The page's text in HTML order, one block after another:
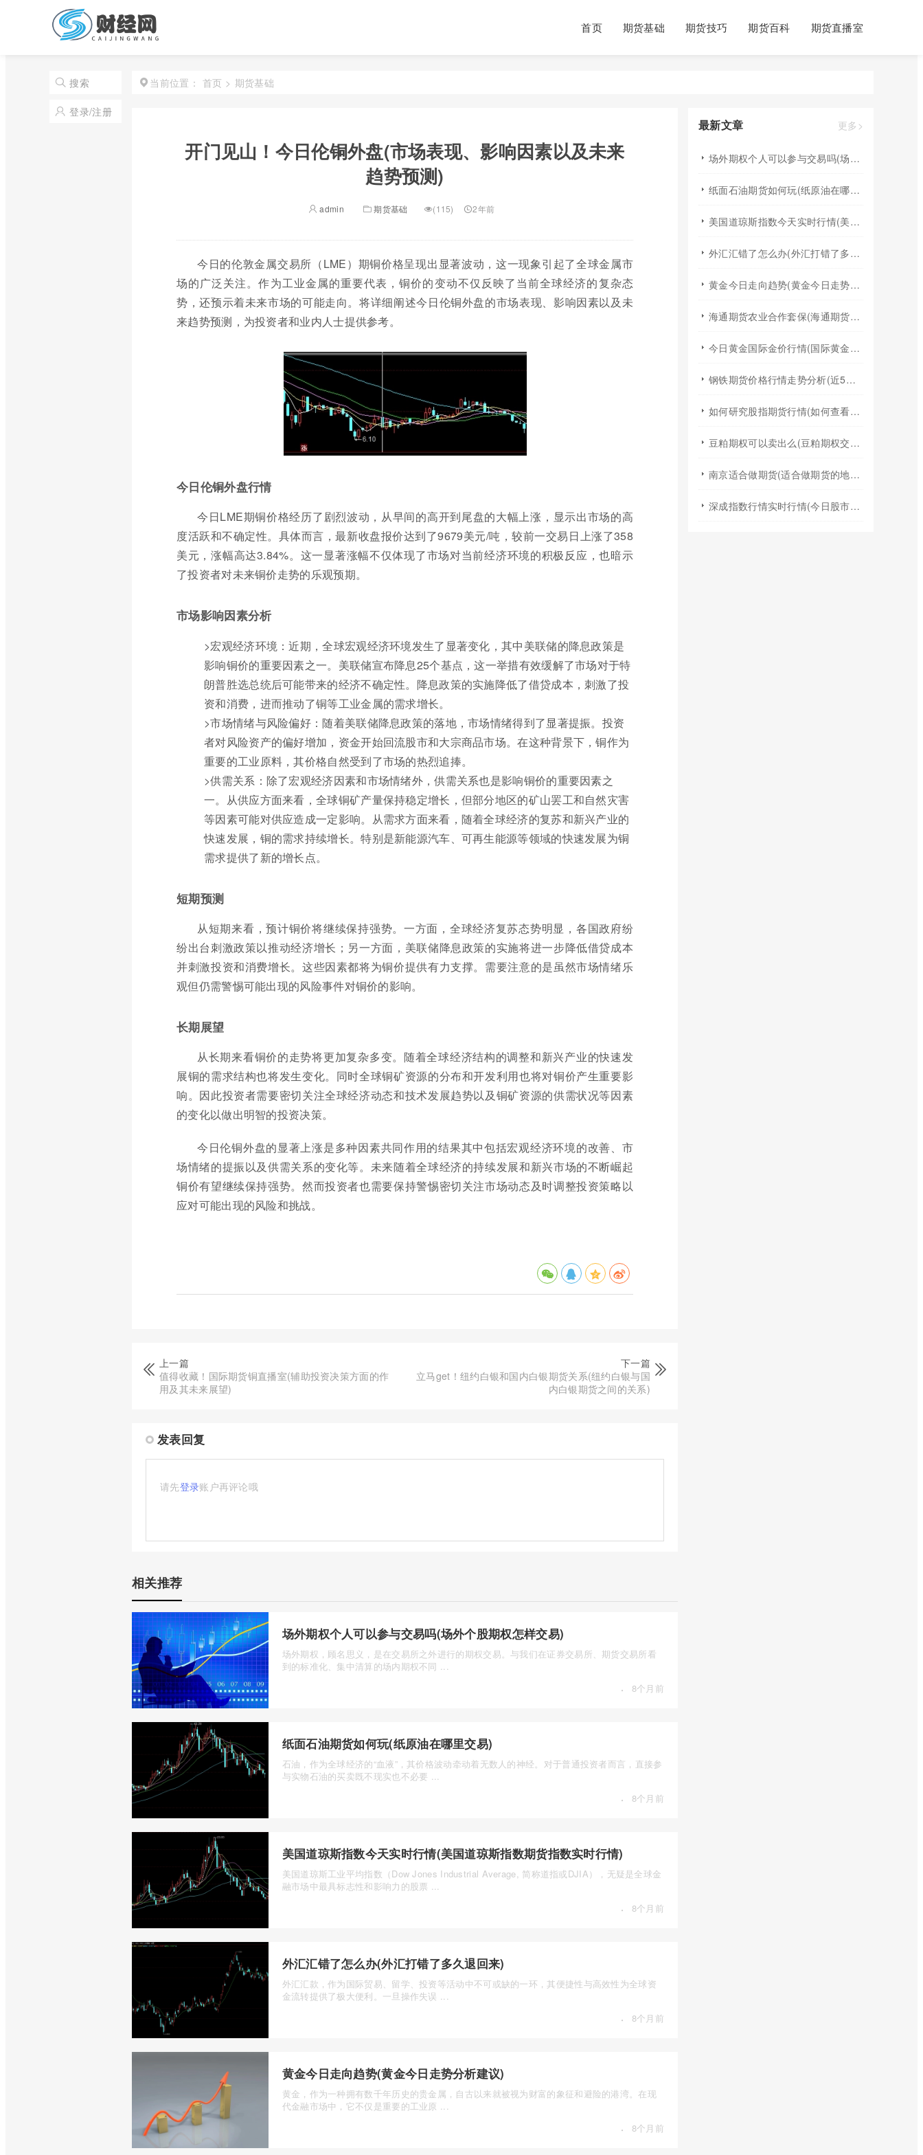
首页 期货基础 期货技巧 期货百科 期货直播室
搜索
登录/注册
当前位置： 首页 > 期货基础
开门见山！今日伦铜外盘(市场表现、影响因素以及未来
趋势预测)
admin 期货基础 (115) 2年前
今日的伦敦金属交易所（LME）期铜价格呈现出显著波动，这一现象引起了全球金属市
场的广泛关注。作为工业金属的重要代表，铜价的变动不仅反映了当前全球经济的复杂态
势，还预示着未来市场的可能走向。将详细阐述今日伦铜外盘的市场表现、影响因素以及未
来趋势预测，为投资者和业内人士提供参考。
今日伦铜外盘行情
今日LME期铜价格经历了剧烈波动，从早间的高开到尾盘的大幅上涨，显示出市场的高
度活跃和不确定性。具体而言，最新收盘报价达到了9679美元/吨，较前一交易日上涨了358
美元，涨幅高达3.84%。这一显著涨幅不仅体现了市场对当前经济环境的积极反应，也暗示
了投资者对未来铜价走势的乐观预期。
市场影响因素分析
>宏观经济环境：近期，全球宏观经济环境发生了显著变化，其中美联储的降息政策是
影响铜价的重要因素之一。美联储宣布降息25个基点，这一举措有效缓解了市场对于特
朗普胜选总统后可能带来的经济不确定性。降息政策的实施降低了借贷成本，刺激了投
资和消费，进而推动了铜等工业金属的需求增长。
>市场情绪与风险偏好：随着美联储降息政策的落地，市场情绪得到了显著提振。投资
者对风险资产的偏好增加，资金开始回流股市和大宗商品市场。在这种背景下，铜作为
重要的工业原料，其价格自然受到了市场的热烈追捧。
>供需关系：除了宏观经济因素和市场情绪外，供需关系也是影响铜价的重要因素之
一。从供应方面来看，全球铜矿产量保持稳定增长，但部分地区的矿山罢工和自然灾害
等因素可能对供应造成一定影响。从需求方面来看，随着全球经济的复苏和新兴产业的
快速发展，铜的需求持续增长。特别是新能源汽车、可再生能源等领域的快速发展为铜
需求提供了新的增长点。
短期预测
从短期来看，预计铜价将继续保持强势。一方面，全球经济复苏态势明显，各国政府纷
纷出台刺激政策以推动经济增长；另一方面，美联储降息政策的实施将进一步降低借贷成本
并刺激投资和消费增长。这些因素都将为铜价提供有力支撑。需要注意的是虽然市场情绪乐
观但仍需警惕可能出现的风险事件对铜价的影响。
长期展望
从长期来看铜价的走势将更加复杂多变。随着全球经济结构的调整和新兴产业的快速发
展铜的需求结构也将发生变化。同时全球铜矿资源的分布和开发利用也将对铜价产生重要影
响。因此投资者需要密切关注全球经济动态和技术发展趋势以及铜矿资源的供需状况等因素
的变化以做出明智的投资决策。
今日伦铜外盘的显著上涨是多种因素共同作用的结果其中包括宏观经济环境的改善、市
场情绪的提振以及供需关系的变化等。未来随着全球经济的持续发展和新兴市场的不断崛起
铜价有望继续保持强势。然而投资者也需要保持警惕密切关注市场动态及时调整投资策略以
应对可能出现的风险和挑战。
上一篇
值得收藏！国际期货铜直播室(辅助投资决策方面的作
用及其未来展望)
下一篇
立马get！纽约白银和国内白银期货关系(纽约白银与国
内白银期货之间的关系)
发表回复
请先登录账户再评论哦
相关推荐
场外期权个人可以参与交易吗(场外个股期权怎样交易)
场外期权，顾名思义，是在交易所之外进行的期权交易。与我们在证券交易所、期货交易所看
到的标准化、集中清算的场内期权不同 ...
· 8个月前
纸面石油期货如何玩(纸原油在哪里交易)
石油，作为全球经济的“血液”，其价格波动牵动着无数人的神经。对于普通投资者而言，直接参
与实物石油的买卖既不现实也不必要 ...
· 8个月前
美国道琼斯指数今天实时行情(美国道琼斯指数期货指数实时行情)
美国道琼斯工业平均指数（Dow Jones Industrial Average, 简称道指或DJIA），无疑是全球金
融市场中最具标志性和影响力的股票 ...
· 8个月前
外汇汇错了怎么办(外汇打错了多久退回来)
外汇汇款，作为国际贸易、留学、投资等活动中不可或缺的一环，其便捷性与高效性为全球资
金流转提供了极大便利。一旦操作失误 ...
· 8个月前
黄金今日走向趋势(黄金今日走势分析建议)
黄金，作为一种拥有数千年历史的贵金属，自古以来就被视为财富的象征和避险的港湾。在现
代金融市场中，它不仅是重要的工业原 ...
· 8个月前
最新文章 更多>
场外期权个人可以参与交易吗(场外个股期权怎样交易)
纸面石油期货如何玩(纸原油在哪里交易)
美国道琼斯指数今天实时行情(美国道琼斯指数期货指数实时行情)
外汇汇错了怎么办(外汇打错了多久退回来)
黄金今日走向趋势(黄金今日走势分析建议)
海通期货农业合作套保(海通期货2024年棉花年报)
今日黄金国际金价行情(国际黄金实时行情今日国际金价)
钢铁期货价格行情走势分析(近5年钢铁期货行情走势图)
如何研究股指期货行情(如何查看股指期货行情)
豆粕期权可以卖出么(豆粕期权交易规则)
南京适合做期货(适合做期货的地方)
深成指数行情实时行情(今日股市行情大盘指数实时行情)